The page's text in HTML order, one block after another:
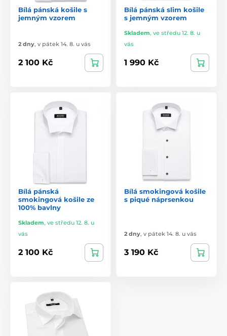
Bílá pánská košile s
jemným vzorem
2 dny, v pátek 14. 8. u vás
2 100 Kč
Bílá pánská slim košile
s jemným vzorem
Skladem, ve středu 12. 8. u
vás
1 990 Kč
Bílá pánská
smokingová košile ze
100% bavlny
Skladem, ve středu 12. 8. u
vás
2 100 Kč
Bílá smokingová košile
s piqué náprsenkou
2 dny, v pátek 14. 8. u vás
3 190 Kč